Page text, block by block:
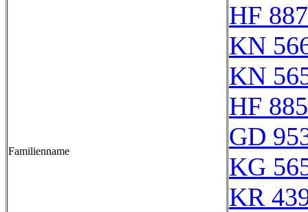
Familienname
HF 887
KN
KN
HF 885
GD
KG
KR